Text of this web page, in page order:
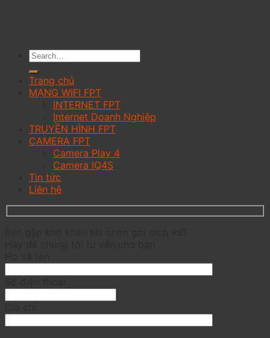
Trang chủ
MẠNG WIFI FPT
INTERNET FPT
Internet Doanh Nghiệp
TRUYỀN HÌNH FPT
CAMERA FPT
Camera Play 4
Camera IQ4S
Tin tức
Liên hệ